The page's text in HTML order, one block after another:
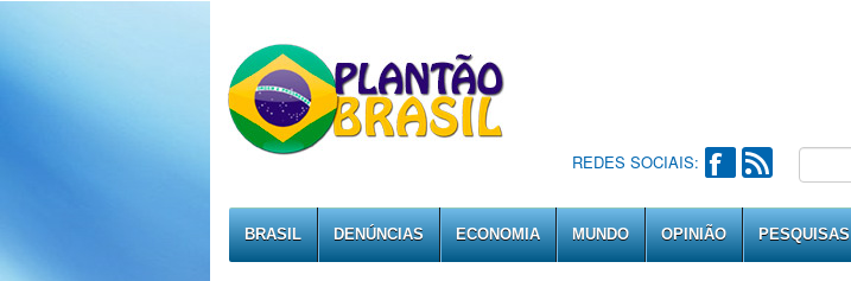
REDES SOCIAIS:
BRASIL DENÚNCIAS ECONOMIA MUNDO OPINIÃO PESQUISAS